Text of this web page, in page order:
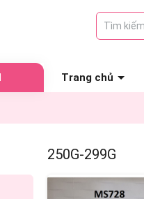
Trang chủ
250G-299G